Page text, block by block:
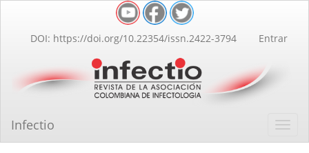
Contenido
principal
lateral
DOI: https://doi.org/10.22354/issn.2422-3794 Entrar
Infectio